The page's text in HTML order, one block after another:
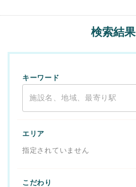
検索結果
キーワード
エリア
指定されていません
こだわり